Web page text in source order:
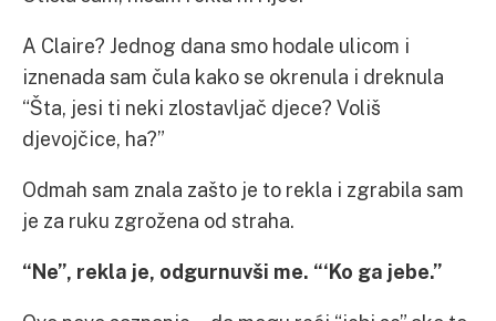
A Claire? Jednog dana smo hodale ulicom i
iznenada sam čula kako se okrenula i dreknula
“Šta, jesi ti neki zlostavljač djece? Voliš
djevojčice, ha?”
Odmah sam znala zašto je to rekla i zgrabila sam
je za ruku zgrožena od straha.
“Ne”, rekla je, odgurnuvši me. “‘Ko ga jebe.”